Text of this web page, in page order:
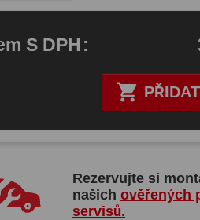

S DPH:
Rezervujte si
našich ověřených
servisů.